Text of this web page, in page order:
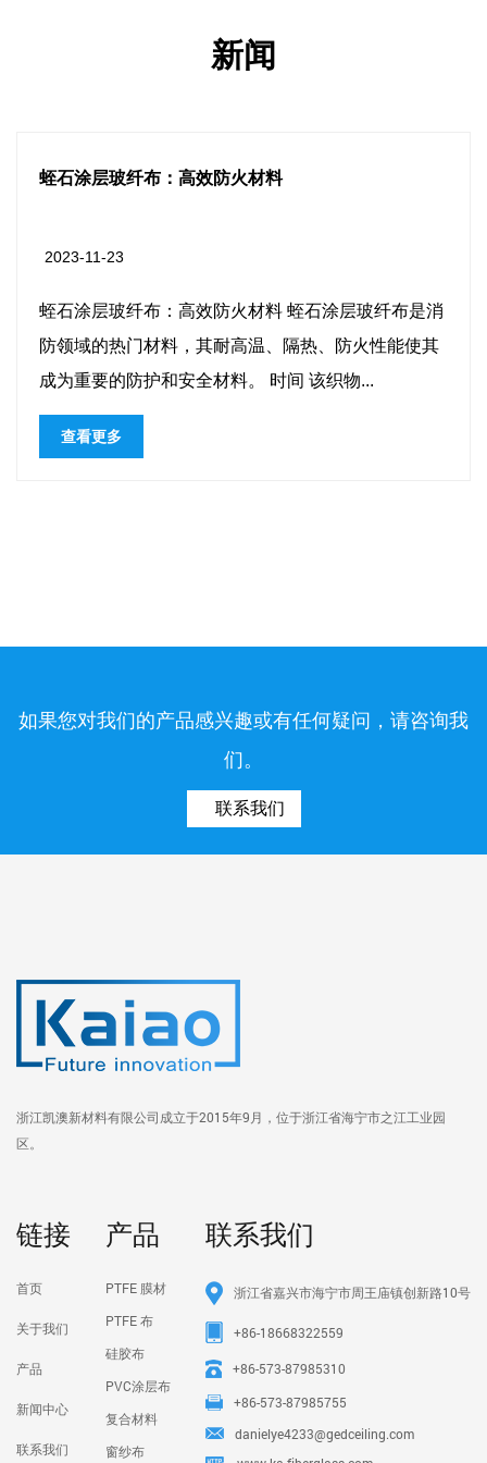
新闻
层玻纤布是消
防火性能使其
物...
硅胶涂层防水篷布：多功能防护耐用
硅胶涂层防水篷布：多功能防护耐用
水篷布是一种在各种环境下提供强大
的材料。这种材料因其耐用、防水和
如果您对我们的产品感兴趣或有任何疑问，请咨询我
们。
联系我们
浙江凯澳新材料有限公司成立于2015年9月，位于浙江省海宁市之江工业园
区。
链接
首页
关于我们
产品
新闻中心
联系我们
产品
PTFE 膜材
PTFE 布
硅胶布
PVC涂层布
复合材料
窗纱布
联系我们
浙江省嘉兴市海宁市周王庙镇创新路10号
+86-18668322559
+86-573-87985310
+86-573-87985755
danielye4233@gedceiling.com